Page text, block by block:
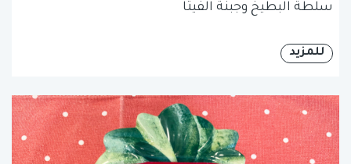
سلطة البطيخ وجبنة الفيتا
للمزيد